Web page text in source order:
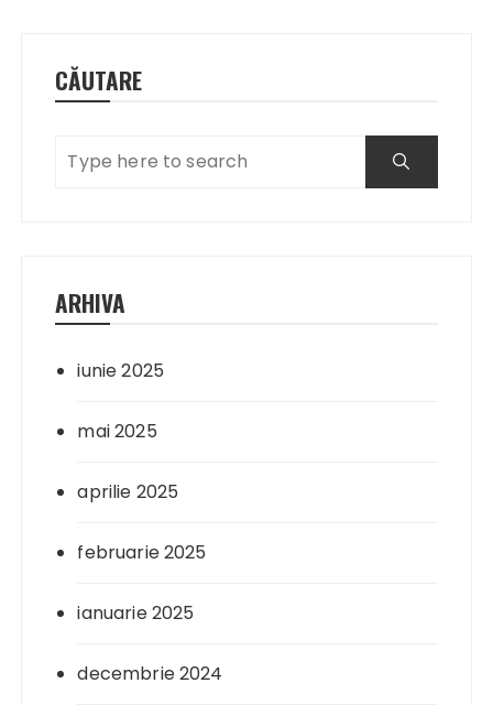
CĂUTARE
ARHIVA
iunie 2025
mai 2025
aprilie 2025
februarie 2025
ianuarie 2025
decembrie 2024